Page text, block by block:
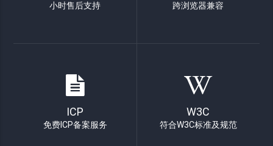
小时售后支持 跨浏览器兼容
ICP
免费ICP备案服务
W3C
符合W3C标准及规范